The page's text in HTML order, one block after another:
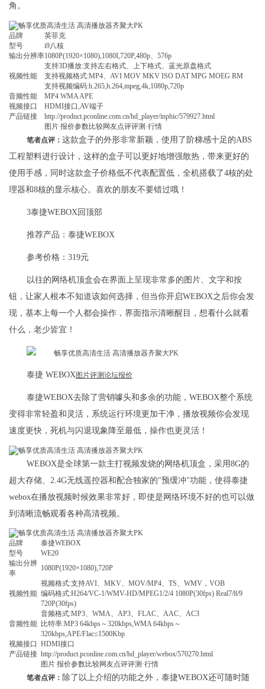
角。
品牌
英菲克
型号
i9八核
输出分辨率1080P(1920×1080),1080I,720P,480p、576p
视频性能
支持3D播放:支持左右格式、上下格式、蓝光原盘格式
支持视频格式:MP4、AVI MOV MKV ISO DAT MPG MOEG RM
支持视频编码:h.265,h.264,mpeg,4k,1080p,720p
音频性能
MP4 WMA APE
视频接口
HDMI接口,AV端子
产品链接
http://product.pconline.com.cn/hd_player/inphic/579927.html
图片 报价参数比较网友点评评测·行情
笔者点评： 这款盒子的外形非常新颖，使用了阶梯感十足的ABS
工程塑料进行设计，这样的盒子可以更好地增强散热，带来更好的
使用手感，同时这款盒子价格低不代表配置低，全机搭载了4核的处
理器和8核的显示核心。喜欢的朋友不要错过哦！
3泰捷WEBOX回顶部
推荐产品：泰捷WEBOX
参考价格：319元
以往的网络机顶盒会在界面上呈现非常多的图片、文字和按
钮，让家人根本不知道该如何选择，但当你开启WEBOX之后你会发
现，基本上每一个人都会操作，界面指示清晰醒目，想看什么就看
什么，老少皆宜！
泰捷 WEBOX 图片评测论坛报价
泰捷WEBOX去除了营销噱头和多余的功能，WEBOX整个系统
变得非常轻盈和灵活，系统运行环境更加干净，播放视频你会发现
速度更快，死机与闪退现象降至最低，操作也更灵活！
WEBOX是全球第一款主打视频发烧的网络机顶盒，采用8G的
超大存储、2.4G无线遥控器和配合独家的"预缓冲"功能，使得泰捷
webox在播放视频时候效果非常好，即使是网络环境不好的也可以做
到清晰流畅观看各种高清视频。
品牌
泰捷WEBOX
型号
WE20
输出分辨
率
1080P(1920×1080),720P
视频性能
视频格式:支持AVI、MKV、MOV/MP4、TS、WMV，VOB
编码格式:H264/VC-1/WMV-HD/MPEG1/2/4 1080P(30fps) Real7/8/9
720P(30fps)
音频性能
音频格式:MP3、WMA、AP3、FLAC、AAC、AC3
比特率:MP3 64kbps～320kbps,WMA 64kbps～
320kbps,APE/Flac≤1500Kbp
视频接口 HDMI接口
产品链接 http://product.pconline.com.cn/hd_player/webox/570270.html
图片 报价参数比较网友点评评测·行情
笔者点评： 除了以上介绍的功能之外，泰捷WEBOX还可随时随